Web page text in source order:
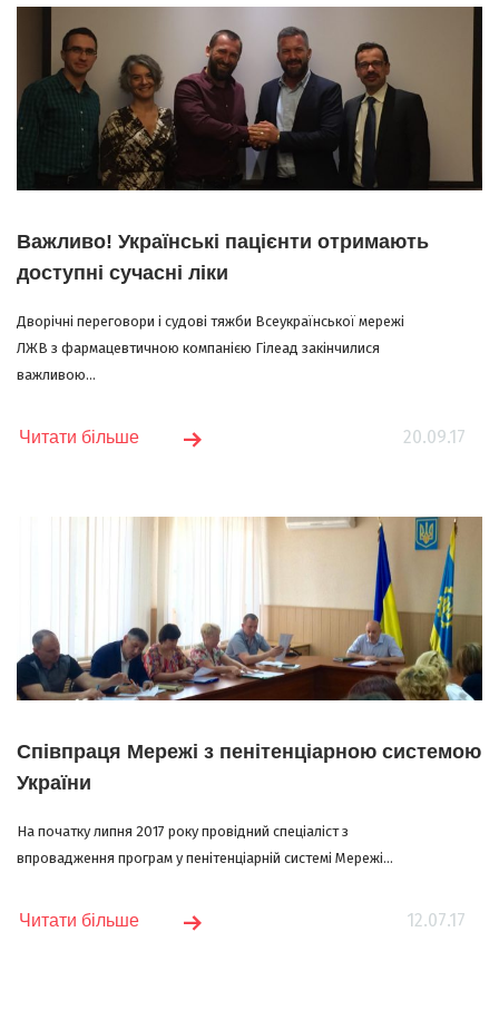
Важливо! Українські пацієнти отримають
доступні сучасні ліки
Дворічні переговори і судові тяжби Всеукраїнської мережі
ЛЖВ з фармацевтичною компанією Гілеад закінчилися
важливою...
20.09.17
Читати більше
Співпраця Мережі з пенітенціарною системою
України
На початку липня 2017 року провідний спеціаліст з
впровадження програм у пенітенціарній системі Мережі...
12.07.17
Читати більше